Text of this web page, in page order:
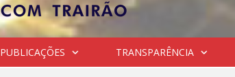
PUBLICAÇÕES TRANSPARÊNCIA